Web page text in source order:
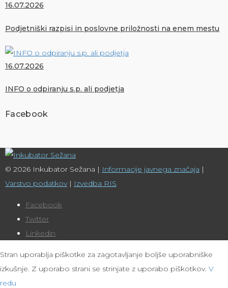
16.07.2026
Podjetniški razpisi in poslovne priložnosti na enem mestu
16.07.2026
INFO o odpiranju s.p. ali podjetja
Facebook
© 2026 Inkubator Sežana | Informacije javnega značaja |
Varstvo podatkov| Izvedba RIS
Facebook
Twitter
Linkedin
Stran uporablja piškotke za zagotavljanje boljše uporabniške
izkušnje. Z uporabo strani se strinjate z uporabo piškotkov. V
redu